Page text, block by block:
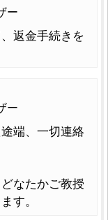
ー
返金手続きを
ー
端、一切連絡
なたかご教授
す。